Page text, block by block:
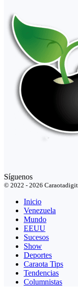
Síguenos
© 2022 - 2026
Inicio
Venezuela
Mundo
EEUU
Sucesos
Show
Deportes
Caraota Tips
Tendencias
Columnistas